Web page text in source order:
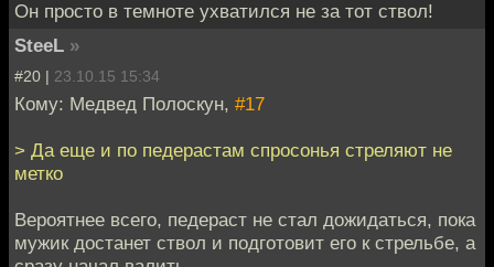
Он просто в темноте ухватился не за тот ствол!
SteeL »
#20 | 23.10.15 15:34
Кому: Медвед Полоскун, #17
> Да еще и по педерастам спросонья стреляют не
метко
Вероятнее всего, педераст не стал дожидаться, пока
мужик достанет ствол и подготовит его к стрельбе, а